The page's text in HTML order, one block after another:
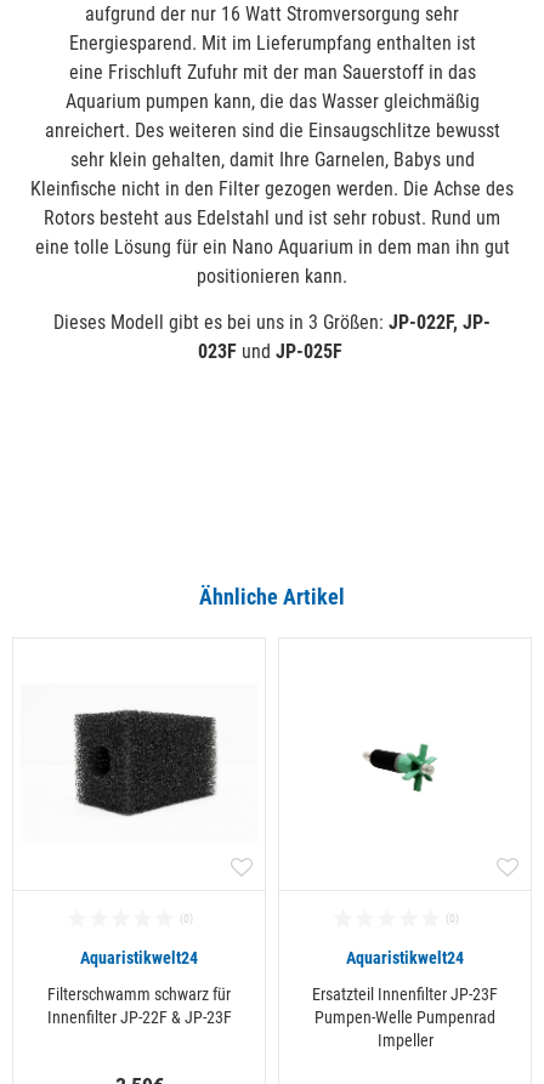
aufgrund der nur 16 Watt Stromversorgung sehr
Energiesparend. Mit im Lieferumpfang enthalten ist
eine Frischluft Zufuhr mit der man Sauerstoff in das
Aquarium pumpen kann, die das Wasser gleichmäßig
anreichert. Des weiteren sind die Einsaugschlitze bewusst
sehr klein gehalten, damit Ihre Garnelen, Babys und
Kleinfische nicht in den Filter gezogen werden. Die Achse des
Rotors besteht aus Edelstahl und ist sehr robust. Rund um
eine tolle Lösung für ein Nano Aquarium in dem man ihn gut
positionieren kann.
Dieses Modell gibt es bei uns in 3 Größen: JP-022F, JP-
023Fund JP-025F
Ähnliche Artikel
Aquaristikwelt24
Filterschwamm schwarz für
Innenfilter JP-22F & JP-23F
Aquaristikwelt24
Ersatzteil Innenfilter JP-23F
Pumpen-Welle Pumpenrad
Impeller